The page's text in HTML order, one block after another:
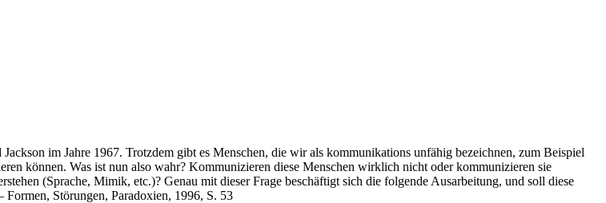
im Jahre 1967. Trotzdem gibt es Menschen, die wir als kommunikations unfähig bezeichnen, zum Beispiel
können. Was ist nun also wahr? Kommunizieren diese Menschen wirklich nicht oder kommunizieren sie
(Sprache, Mimik, etc.)? Genau mit dieser Frage beschäftigt sich die folgende Ausarbeitung, und soll diese
Störungen, Paradoxien, 1996, S. 53